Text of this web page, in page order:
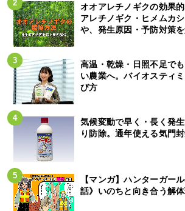
オオアレチノギクの効果的
アレチノギク・ヒメムカ
や、発生原因・予防対策
高温・乾燥・日照不足で
い農業へ。バイオスティ
び方
気候変動で早く・長く発
り防除。通年使える気門
【マンガ】ハンターガー
話》いのちと向き合う解